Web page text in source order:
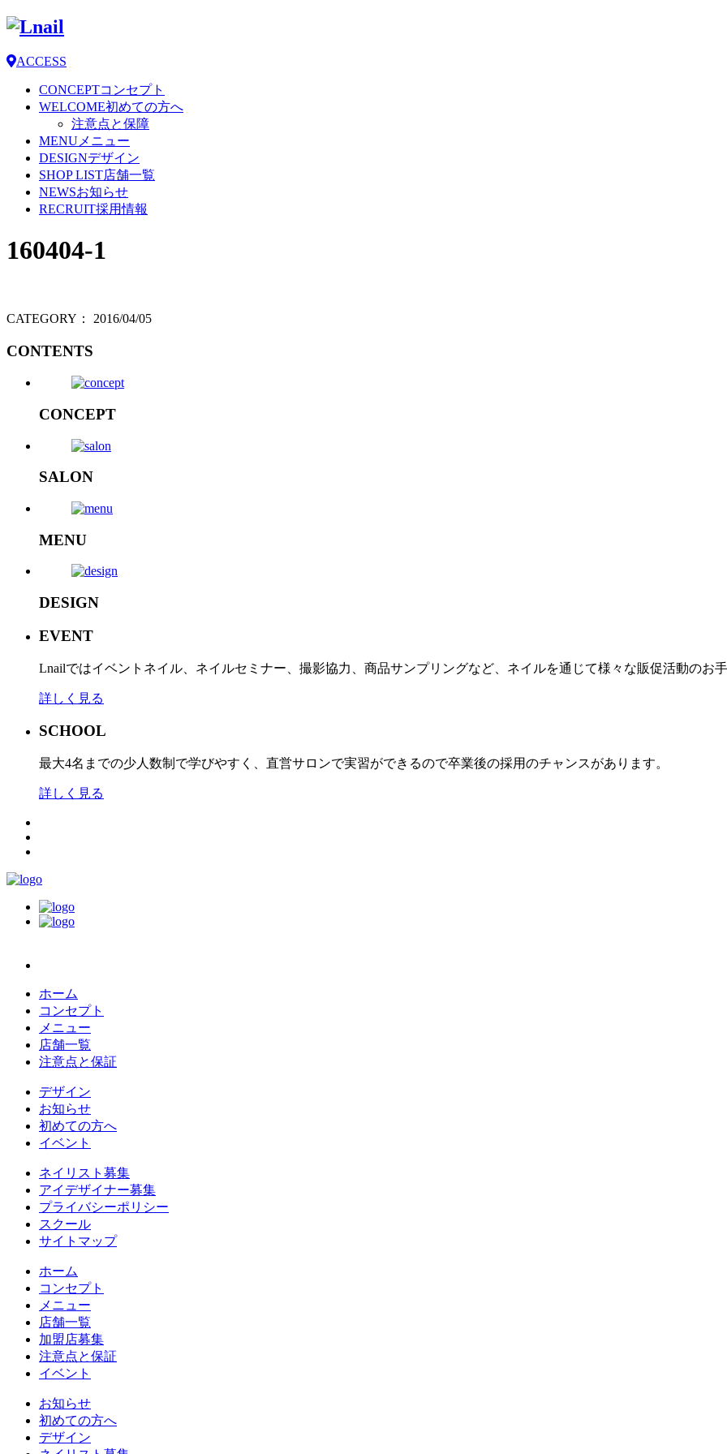
ACCESS
CONCEPTコンセプト
WELCOME初めての方へ
注意点と保障
MENU メニュー
DESIGNデザイン
SHOP LIST店舗一覧
NEWSお知らせ
RECRUIT採用情報
160404-1
CATEGORY： 2016/04/05
CONTENTS
CONCEPT
SALON
MENU
DESIGN
EVENT
Lnailではイベントネイル、ネイルセミナー、撮影協力、商品サンプリングなど、ネイルを通じて様々な販促活動のお手
詳しく見る
SCHOOL
最大4名までの少人数制で学びやすく、直営サロンで実習ができるので卒業後の採用のチャンスがあります。
詳しく見る
ホーム
コンセプト
メニュー
店舗一覧
注意点と保証
デザイン
お知らせ
初めての方へ
イベント
ネイリスト募集
アイデザイナー募集
プライバシーポリシー
スクール
サイトマップ
ホーム
コンセプト
メニュー
店舗一覧
加盟店募集
注意点と保証
イベント
お知らせ
初めての方へ
デザイン